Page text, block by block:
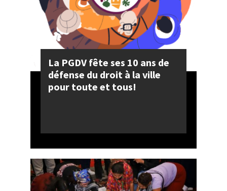
La PGDV fête ses 10 ans de
défense du droit à la ville
pour toute et tous!